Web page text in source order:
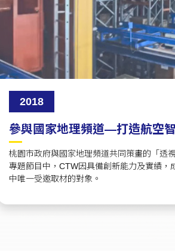
2018
參與國家地理頻道—打造航空
桃園市政府與國家地理頻道共同策畫的「透
專題節目中，CTW因具備創新能力及實績，
中唯一受邀取材的對象。